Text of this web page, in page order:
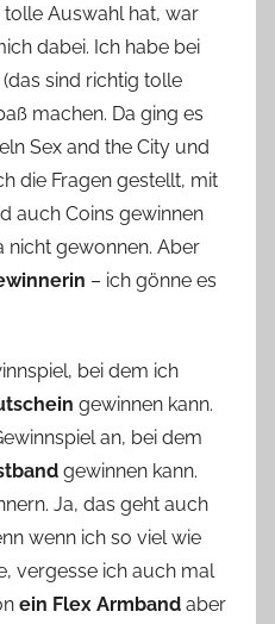
Auswahl hat, war
dabei. Ich habe bei
sind richtig tolle
machen. Da ging es
Sex and the City und
die Fragen gestellt, mit
auch Coins gewinnen
nicht gewonnen. Aber
– ich gönne es
bei dem ich
gewinnen kann.
an, bei dem
gewinnen kann.
Ja, das geht auch
wenn ich so viel wie
vergesse ich auch mal
ein Flex Armband aber